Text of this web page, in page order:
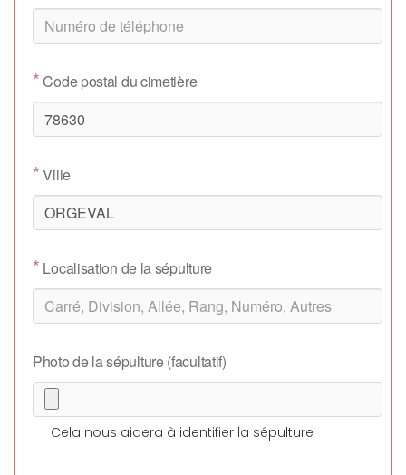
*Code postal du cimetière
*Ville
* Localisation de la sépulture
Photo de la sépulture (facultatif)
Cela nous aidera à identifier la sépulture